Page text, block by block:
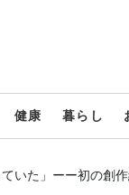
健康 暮らし
いた」ーー初の創